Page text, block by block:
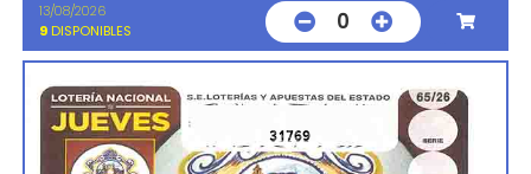
13/08/2026
9 DISPONIBLES 0
31769